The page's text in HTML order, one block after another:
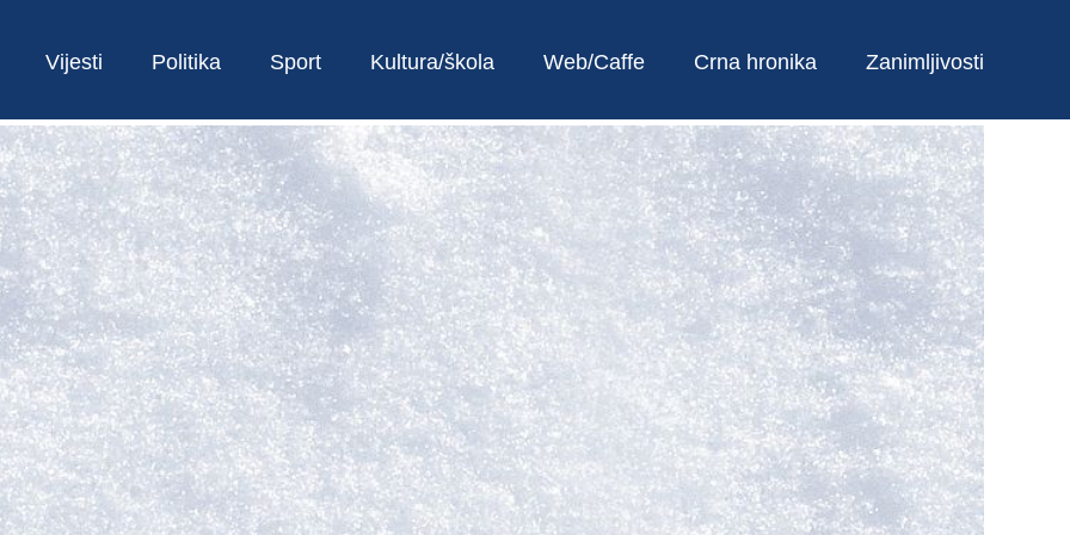
Vijesti Politika Sport Kultura/škola Web/Caffe Crna hronika Zanimljivosti